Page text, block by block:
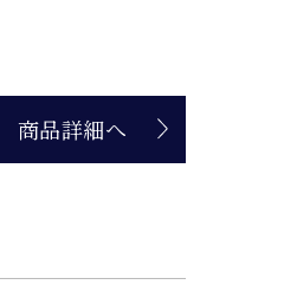
商品詳細へ